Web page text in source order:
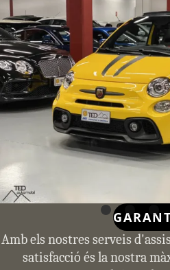
Amb els nostres serveis
satisfacció és la nostra